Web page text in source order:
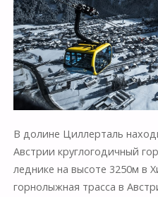
В долине Циллерталь
Австрии круглогодичный
леднике на высоте 3250м в
горнолыжная трасса в